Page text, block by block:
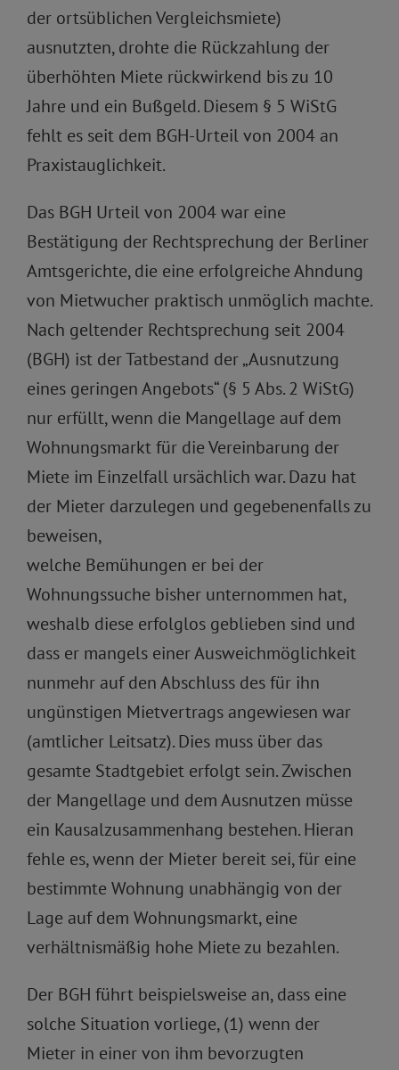
der ortsüblichen Vergleichsmiete)
ausnutzten, drohte die Rückzahlung der
überhöhten Miete rückwirkend bis zu 10
Jahre und ein Bußgeld. Diesem § 5 WiStG
fehlt es seit dem BGH-Urteil von 2004 an
Praxistauglichkeit.
Das BGH Urteil von 2004 war eine
Bestätigung der Rechtsprechung der Berliner
Amtsgerichte, die eine erfolgreiche Ahndung
von Mietwucher praktisch unmöglich machte.
Nach geltender Rechtsprechung seit 2004
(BGH) ist der Tatbestand der „Ausnutzung
eines geringen Angebots“ (§ 5 Abs. 2 WiStG)
nur erfüllt, wenn die Mangellage auf dem
Wohnungsmarkt für die Vereinbarung der
Miete im Einzelfall ursächlich war. Dazu hat
der Mieter darzulegen und gegebenenfalls zu
beweisen,
welche Bemühungen er bei der
Wohnungssuche bisher unternommen hat,
weshalb diese erfolglos geblieben sind und
dass er mangels einer Ausweichmöglichkeit
nunmehr auf den Abschluss des für ihn
ungünstigen Mietvertrags angewiesen war
(amtlicher Leitsatz). Dies muss über das
gesamte Stadtgebiet erfolgt sein. Zwischen
der Mangellage und dem Ausnutzen müsse
ein Kausalzusammenhang bestehen. Hieran
fehle es, wenn der Mieter bereit sei, für eine
bestimmte Wohnung unabhängig von der
Lage auf dem Wohnungsmarkt, eine
verhältnismäßig hohe Miete zu bezahlen.
Der BGH führt beispielsweise an, dass eine
solche Situation vorliege, (1) wenn der
Mieter in einer von ihm bevorzugten